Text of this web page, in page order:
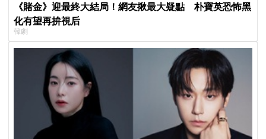
《賭金》迎最終大結局！網友揪最大疑點 朴寶英恐怖黑
化有望再拚視后
韓劇